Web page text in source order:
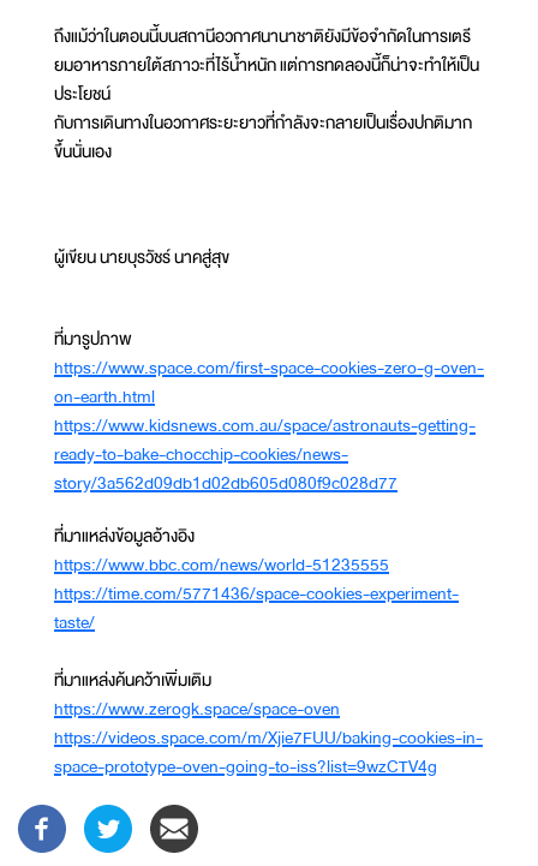
ถึงแม้ว่าในตอนนี้บนสถานีอวกาศนานาชาติยังมีข้อจำกัดในการเตรี
ยมอาหารภายใต้สภาวะที่ไร้น้ำหนัก แต่การทดลองนี้ก็น่าจะทำให้เป็น
ประโยชน์
กับการเดินทางในอวกาศระยะยาวที่กำลังจะกลายเป็นเรื่องปกติมาก
ขึ้นนั่นเอง
ผู้เขียน นายบุรวัชร์ นาคสู่สุข
ที่มารูปภาพ
https://www.space.com/first-space-cookies-zero-g-oven-
on-earth.html
https://www.kidsnews.com.au/space/astronauts-getting-
ready-to-bake-chocchip-cookies/news-
story/3a562d09db1d02db605d080f9c028d77
ที่มาแหล่งข้อมูลอ้างอิง
https://www.bbc.com/news/world-51235555
https://time.com/5771436/space-cookies-experiment-
taste/
ที่มาแหล่งค้นคว้าเพิ่มเติม
https://www.zerogk.space/space-oven
https://videos.space.com/m/Xjie7FUU/baking-cookies-in-
space-prototype-oven-going-to-iss?list=9wzCTV4g